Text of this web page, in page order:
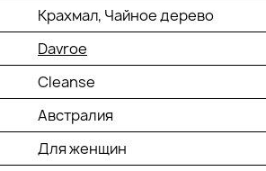
Крахмал, Чайное дерево
Davroe
Cleanse
Австралия
Для женщин